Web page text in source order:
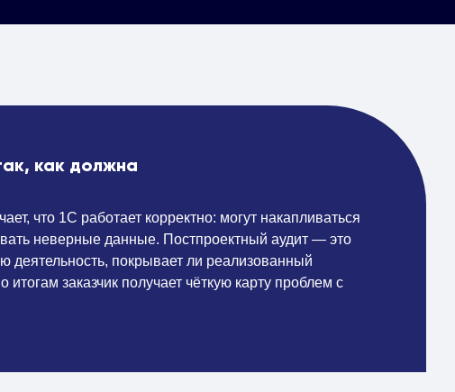
как должна
что 1С работает корректно: могут накапливаться
неверные данные. Постпроектный аудит — это
деятельность, покрывает ли реализованный
заказчик получает чёткую карту проблем с